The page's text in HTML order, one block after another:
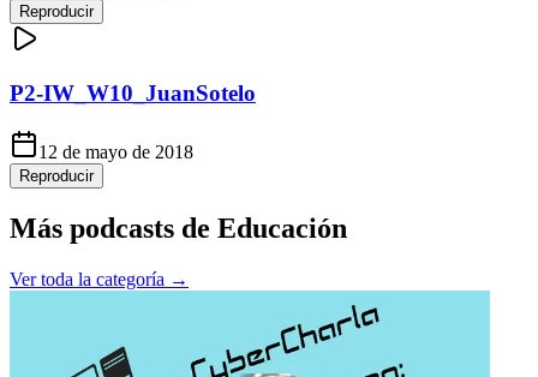
Reproducir
P2-IW_W10_JuanSotelo
12 de mayo de 2018
Reproducir
Más podcasts de Educación
Ver toda la categoría →